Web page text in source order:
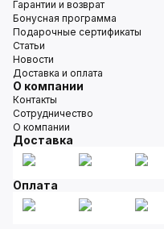
Гарантии и возврат
Бонусная программа
Подарочные сертификаты
Статьи
Новости
Доставка и оплата
О компании
Контакты
Сотрудничество
О компании
Доставка
Оплата